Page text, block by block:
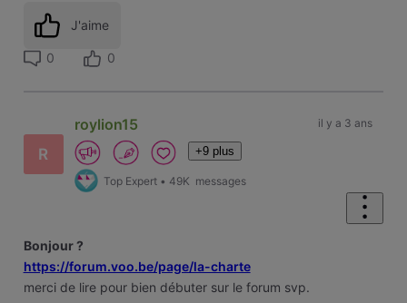
J'aime
0 0
R
roylion15
+9 plus
Top Expert • 49K messages
il y a 3 ans
Bonjour ?
https://forum.voo.be/page/la-charte
merci de lire pour bien débuter sur le forum svp.